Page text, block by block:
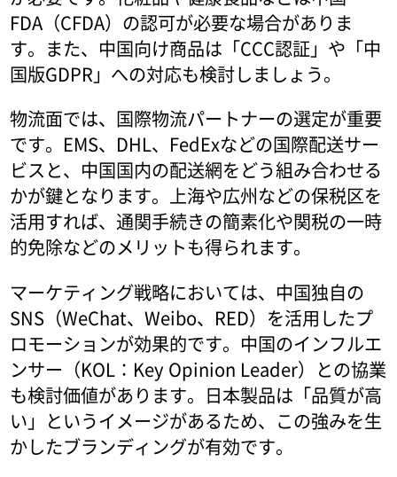
FDA（CFDA）の認可が必要な場合がありま
す。また、中国向け商品は「CCC認証」や「中
国版GDPR」への対応も検討しましょう。
物流面では、国際物流パートナーの選定が重要
です。EMS、DHL、FedExなどの国際配送サー
ビスと、中国国内の配送網をどう組み合わせる
かが鍵となります。上海や広州などの保税区を
活用すれば、通関手続きの簡素化や関税の一時
的免除などのメリットも得られます。
マーケティング戦略においては、中国独自の
SNS（WeChat、Weibo、RED）を活用したプ
ロモーションが効果的です。中国のインフルエ
ンサー（KOL：Key Opinion Leader）との協業
も検討価値があります。日本製品は「品質が高
い」というイメージがあるため、この強みを生
かしたブランディングが有効です。